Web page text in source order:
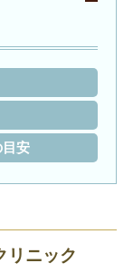
安
リニック